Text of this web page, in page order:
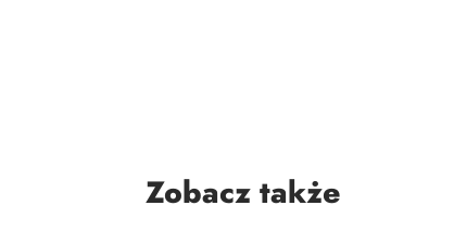
Zobacz także